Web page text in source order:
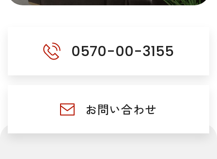
0570-00-3155
お問い合わせ